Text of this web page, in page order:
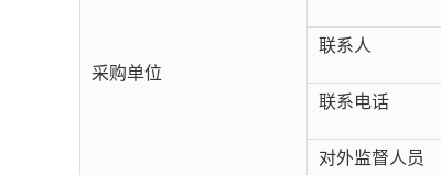
采购单位
联系人
联系电话
对外监督人员